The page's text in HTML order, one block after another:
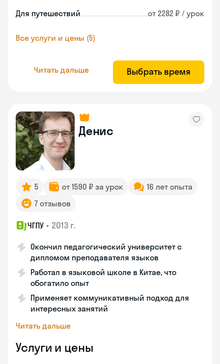
Для путешествий от 2282 ₽ / урок
Все услуги и цены (5)
Читать дальше Выбрать время
Денис
5 от 1590 ₽ за урок
16 лет опыта
7 отзывов
ЧГПУ • 2013 г.
Окончил педагогический университет с
дипломом преподавателя языков
Работал в языковой школе в Китае, что
обогатило опыт
Применяет коммуникативный подход для
интересных занятий
Читать дальше
Услуги и цены